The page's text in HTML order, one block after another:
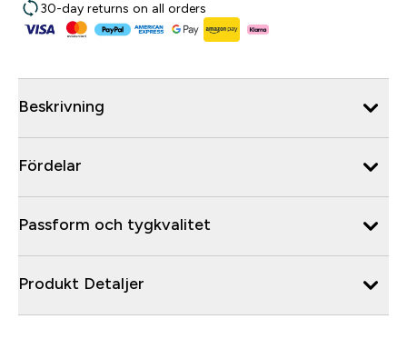
30-day returns on all orders
Beskrivning
Fördelar
Passform och tygkvalitet
Produkt Detaljer